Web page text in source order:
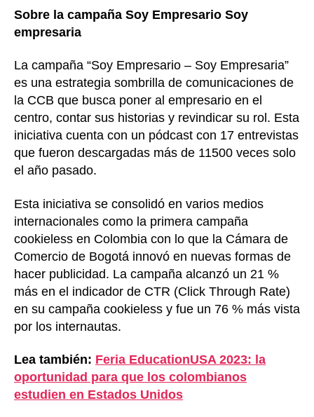
Sobre la campaña Soy Empresario Soy
empresaria
La campaña “Soy Empresario – Soy Empresaria”
es una estrategia sombrilla de comunicaciones de
la CCB que busca poner al empresario en el
centro, contar sus historias y revindicar su rol. Esta
iniciativa cuenta con un pódcast con 17 entrevistas
que fueron descargadas más de 11500 veces solo
el año pasado.
Esta iniciativa se consolidó en varios medios
internacionales como la primera campaña
cookieless en Colombia con lo que la Cámara de
Comercio de Bogotá innovó en nuevas formas de
hacer publicidad. La campaña alcanzó un 21 %
más en el indicador de CTR (Click Through Rate)
en su campaña cookieless y fue un 76 % más vista
por los internautas.
Lea también: Feria EducationUSA 2023: la
oportunidad para que los colombianos
estudien en Estados Unidos